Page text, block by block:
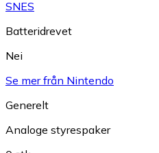
SNES
Batteridrevet
Nei
Se mer från Nintendo
Generelt
Analoge styrespaker